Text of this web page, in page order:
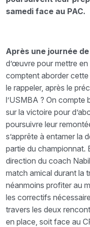
samedi face au PAC.
Après une journée
d’œuvre pour mettre
comptent aborder
le rappeler, après le
l’USMBA ? On compte
sur la victoire pour
poursuivre leur
s’apprête à entamer la
partie du championnat.
direction du coach
match amical durant la
néanmoins profiter au
les correctifs
travers les deux
en place, soit face au